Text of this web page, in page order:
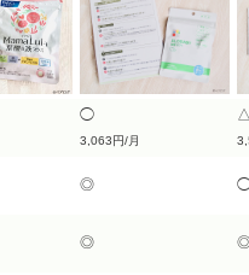
◯
3,063円/月
◎
◎